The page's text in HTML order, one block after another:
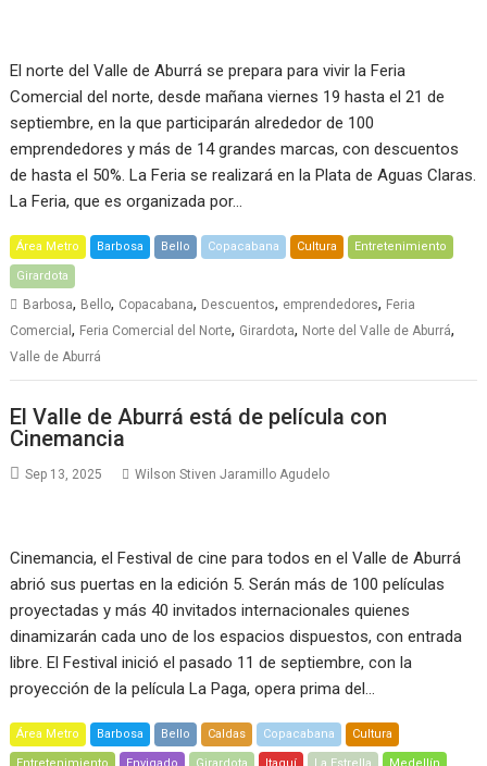
El norte del Valle de Aburrá se prepara para vivir la Feria
Comercial del norte, desde mañana viernes 19 hasta el 21 de
septiembre, en la que participarán alrededor de 100
emprendedores y más de 14 grandes marcas, con descuentos
de hasta el 50%. La Feria se realizará en la Plata de Aguas Claras.
La Feria, que es organizada por…
Área Metro Barbosa Bello Copacabana Cultura Entretenimiento
Girardota
Barbosa, Bello, Copacabana, Descuentos, emprendedores, Feria
Comercial, Feria Comercial del Norte, Girardota, Norte del Valle de Aburrá,
Valle de Aburrá
El Valle de Aburrá está de película con
Cinemancia
Sep 13, 2025 Wilson Stiven Jaramillo Agudelo
Cinemancia, el Festival de cine para todos en el Valle de Aburrá
abrió sus puertas en la edición 5. Serán más de 100 películas
proyectadas y más 40 invitados internacionales quienes
dinamizarán cada uno de los espacios dispuestos, con entrada
libre. El Festival inició el pasado 11 de septiembre, con la
proyección de la película La Paga, opera prima del…
Área Metro Barbosa Bello Caldas Copacabana Cultura
Entretenimiento Envigado Girardota Itaguí La Estrella Medellín